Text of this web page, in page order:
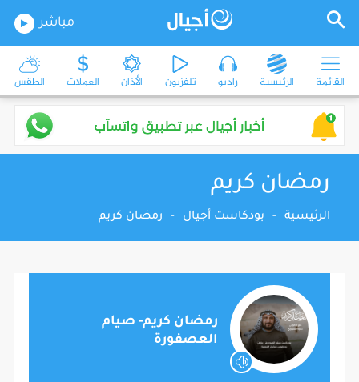
مباشر
القائمة الرئيسية راديو تلفزيون الأذان العملات الطقس
رمضان كريم
الرئيسية - بودكاست أجيال - رمضان كريم
رمضان كريم- صيام
العصفورة